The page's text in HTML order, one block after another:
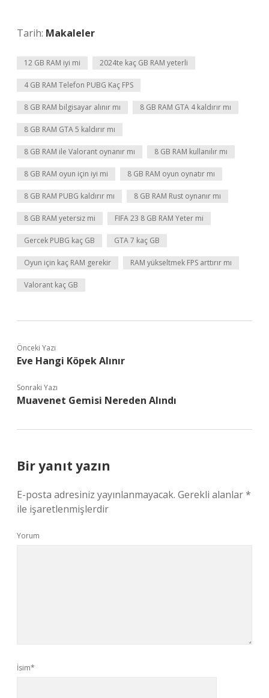
Tarih: Makaleler
12 GB RAM iyi mi 2024te kaç GB RAM yeterli
4 GB RAM Telefon PUBG Kaç FPS
8 GB RAM bilgisayar alınır mı 8 GB RAM GTA 4 kaldırır mı
8 GB RAM GTA 5 kaldırır mı
8 GB RAM ile Valorant oynanır mı 8 GB RAM kullanılır mı
8 GB RAM oyun için iyi mi 8 GB RAM oyun oynatır mı
8 GB RAM PUBG kaldırır mı 8 GB RAM Rust oynanır mı
8 GB RAM yetersiz mi FIFA 23 8 GB RAM Yeter mi
Gercek PUBG kaç GB GTA 7 kaç GB
Oyun için kaç RAM gerekir RAM yükseltmek FPS arttırır mı
Valorant kaç GB
Önceki Yazı
Eve Hangi Köpek Alınır
Sonraki Yazı
Muavenet Gemisi Nereden Alındı
Bir yanıt yazın
E-posta adresiniz yayınlanmayacak. Gerekli alanlar*
ile işaretlenmişlerdir
Yorum
İsim*